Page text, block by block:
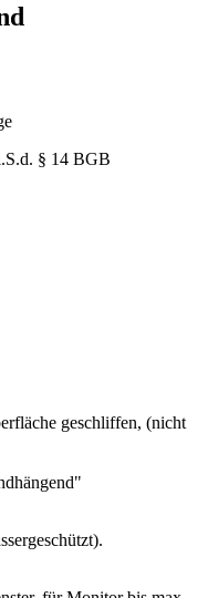
§ 14 BGB
geschliffen, (nicht